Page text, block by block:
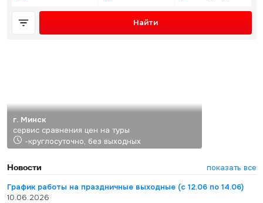
Найти
г. Минск
сервис сравнения цен на туры
-круглосуточно, без выходных
Новости
показать все
График работы на праздничные выходные (с 12.06 по 14.06)
10.06.2026